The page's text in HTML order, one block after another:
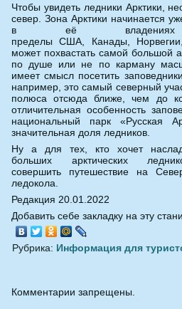
Чтобы увидеть ледники Арктики,
север. Зона Арктики начинается
в её владениях
пределы США, Канады,
может похвастать самой большой
по душе или не по карману
имеет смысл посетить
например, это самый северный
полюса отсюда ближе, чем до
отличительная особенность
национальный парк «Русская
значительная доля ледников.
Ну а для тех, кто хочет
больших арктических
совершить путешествие на
ледокола.
Редакция 20.01.2022
Добавить себе закладку на эту
Рубрика: Информация для
Комментарии запрещены.